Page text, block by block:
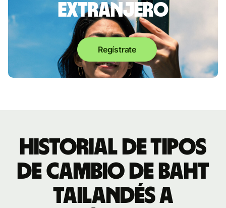
extranjero
Regístrate
Historial de tipos
de cambio de baht
tailandés a